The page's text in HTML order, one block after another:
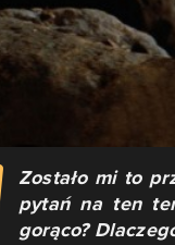
Zostało mi to
pytań na ten
gorąco?